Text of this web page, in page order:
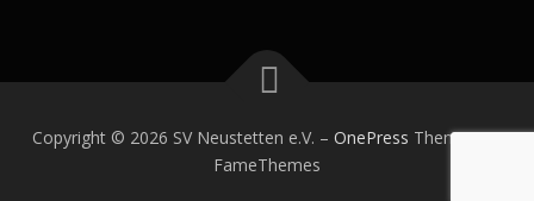
Copyright © 2026 SV Neustetten e.V. – OnePress Theme von
FameThemes